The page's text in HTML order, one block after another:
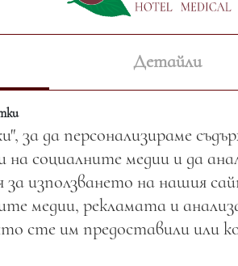
Нашата Ода за
е повече от
СПА ваканция е
ни предлага
и да Ви подарим
до защита на
Детайли
за да персонализираме
на социалните медии и да
за използването на нашия
медии, рекламата и
сте им предоставили или